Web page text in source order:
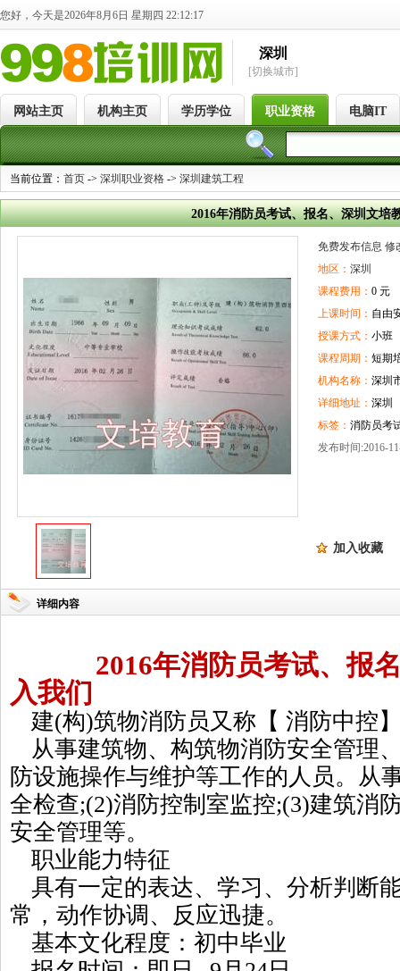
您好，今天是2026年8月6日 星期四 22:12:17
深圳
[切换城市]
网站主页 机构主页 学历学位 职业资格 电脑IT
当前位置： 首页 -> 深圳职业资格 -> 深圳建筑工程
2016年消防员考试、报名、深圳文培
免费发布信息 修
地区： 深圳
课程费用： 0 元
上课时间： 自由
授课方式： 小班
课程周期： 短期
机构名称： 深圳
详细地址： 深圳
标签： 消防员考
发布时间:2016-
加入收藏
详细内容
2016年消防员考试、报
入我们
建(构)筑物消防员又称【 消防中控
从事建筑物、构筑物消防安全管理
防设施操作与维护等工作的人员。从
全检查;(2)消防控制室监控;(3)建筑消
安全管理等。
职业能力特征
具有一定的表达、学习、分析判断
常，动作协调、反应迅捷。
基本文化程度：初中毕业